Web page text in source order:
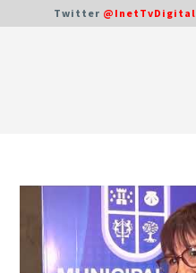
Twitter @InetTvDigital